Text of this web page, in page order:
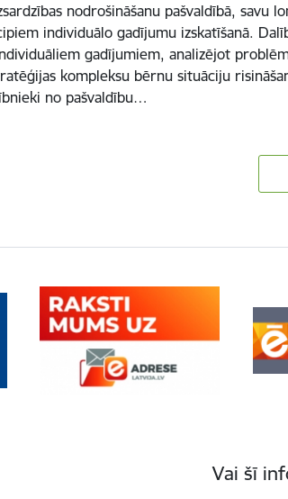
nodrošināšanu pašvaldībā, savu
individuālo gadījumu izskatīšanā.
gadījumiem, analizējot
kompleksu bērnu situāciju
no pašvaldību…
Vai šī